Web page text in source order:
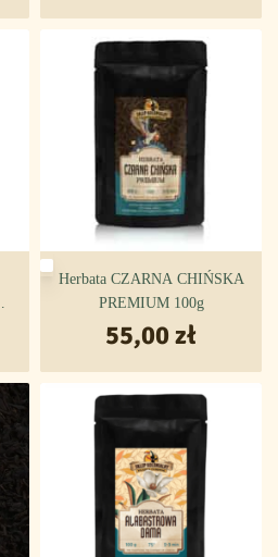
Herbata CZARNA CHIŃSKA
PREMIUM 100g
55,00 zł